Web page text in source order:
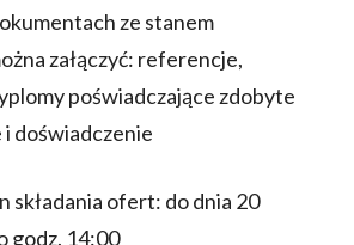
ze stanem
załączyć: referencje,
poświadczające zdobyte
doświadczenie
składania ofert: do dnia 20
godz. 14:00